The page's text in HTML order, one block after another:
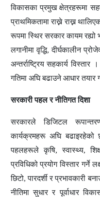
विकासका प्रमुख क्षेत्रहरूमा
प्राथमिकतामा राख्नेराख्न
रूपमा स्थिर सरकार कायम रह्यो
लगानीमा वृद्धि, दीर्घकालीन
अन्तर्राष्ट्रिय सहकार्य
गतिमा अघि बढाउने आधार तयार
सरकारी पहल र नीतिगत दिशा
सरकारले डिजिटल
कार्यक्रमहरू अघि
पहलहरूले कृषि, स्वास्थ्य,
प्रविधिको प्रयोग विस्तार
छिटो, पारदर्शी र प्रभावकारी
नीतिमा सुधार र पूर्वाधार